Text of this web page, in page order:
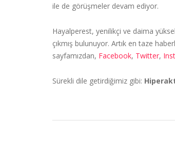
ile de görüşmeler devam ediyor.
Hayalperest, yenilikçi ve daima
çıkmış bulunuyor. Artık en taze
sayfamızdan, Facebook, Twitter,
Sürekli dile getirdiğimiz gibi: